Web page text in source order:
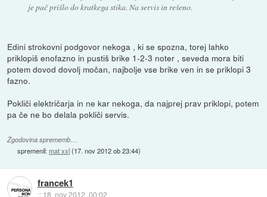
je pač prišlo do kratkega stika. Na servis in rešeno.
Edini strokovni podgovor nekoga , ki se spozna, torej lahko
priklopiš enofazno in pustiš brike 1-2-3 noter , seveda mora biti
potem dovod dovolj močan, najbolje vse brike ven in se priklopi 3
fazno.
Pokliči električarja in ne kar nekoga, da najprej prav priklopi, potem
pa če ne bo delala pokliči servis.
Zgodovina sprememb…
spremenil:mat xxl(17. nov 2012 ob 23:44)
francek1
:: 18. nov 2012, 00:02